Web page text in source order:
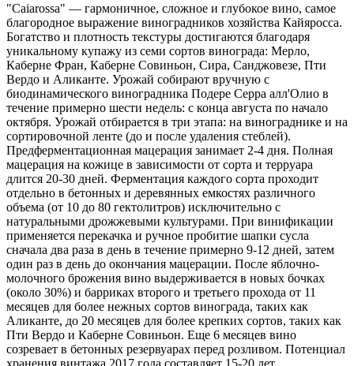
"Caiarossa" — гармоничное, сложное и глубокое вино, самое
благородное выражение виноградников хозяйства Кайяросса.
Богатство и плотность текстуры достигаются благодаря
уникальному купажу из семи сортов винограда: Мерло,
Каберне Фран, Каберне Совиньон, Сира, Санджовезе, Пти
Вердо и Аликанте. Урожай собирают вручную с
биодинамического виноградника Подере Серра алл'Олио в
течение примерно шести недель: с конца августа по начало
октября. Урожай отбирается в три этапа: на винограднике и на
сортировочной ленте (до и после удаления стеблей).
Предферментационная мацерация занимает 2-4 дня. Полная
мацерация на кожице в зависимости от сорта и терруара
длится 20-30 дней. Ферментация каждого сорта проходит
отдельно в бетонных и деревянных емкостях различного
объема (от 10 до 80 гектолитров) исключительно с
натуральными дрожжевыми культурами. При винификации
применяется перекачка и ручное пробитие шапки сусла
сначала два раза в день в течение примерно 9-12 дней, затем
один раз в день до окончания мацерации. После яблочно-
молочного брожения вино выдерживается в новых бочках
(около 30%) и барриках второго и третьего прохода от 11
месяцев для более нежных сортов винограда, таких как
Аликанте, до 20 месяцев для более крепких сортов, таких как
Пти Вердо и Каберне Совиньон. Еще 6 месяцев вино
созревает в бетонных резервуарах перед розливом. Потенциал
хранения винтажа 2017 года составляет 15-20 лет.